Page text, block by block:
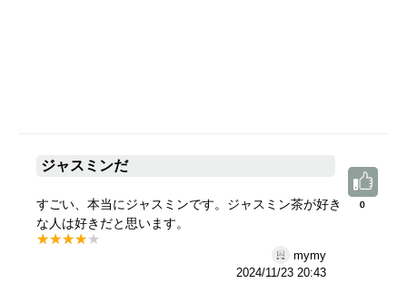
ジャスミンだ
すごい、本当にジャスミンです。ジャスミン茶が好き
な人は好きだと思います。
mymy
2024/11/23 20:43
0
0